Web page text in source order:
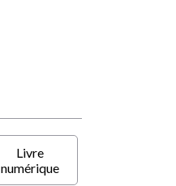
Livre
numérique